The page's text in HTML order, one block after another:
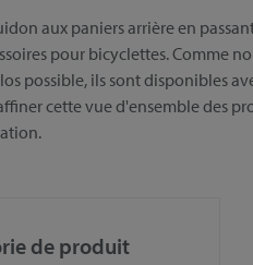
aux paniers arrière en
pour bicyclettes. Comme
possible, ils sont disponibles
cette vue d'ensemble des
de produit